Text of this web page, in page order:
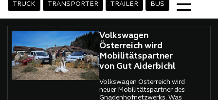
TRUCK TRANSPORTER TRAILER BUS
Volkswagen
Österreich wird
Mobilitätspartner
von Gut Aiderbichl
Volkswagen Österreich wird
neuer Mobilitätspartner des
Gnadenhofnetzwerks. Was